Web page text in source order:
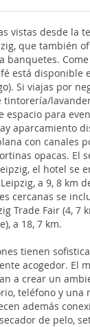
vistas desde la
que también
banquetes.
está disponible
Si viajas por
tintorería/
espacio para
aparcamiento
con canales
opacas. El
el hotel se
a 9, 8 km
cercanas se
Trade Fair (4, 7
a 18, 7 km.
tienen
acogedor. El
a crear un
teléfono y una
además
de pelo,